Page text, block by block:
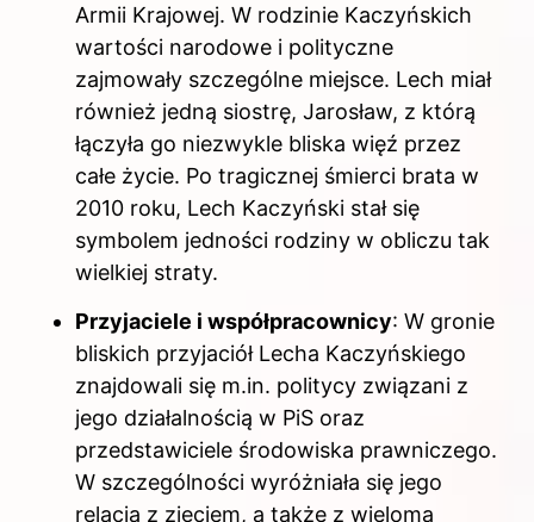
Armii Krajowej. W rodzinie Kaczyńskich
wartości narodowe i polityczne
zajmowały szczególne miejsce. Lech miał
również jedną siostrę, Jarosław, z którą
łączyła go niezwykle bliska więź przez
całe życie. Po tragicznej śmierci brata w
2010 roku, Lech Kaczyński stał się
symbolem jedności rodziny w obliczu tak
wielkiej straty.
Przyjaciele i współpracownicy: W gronie
bliskich przyjaciół Lecha Kaczyńskiego
znajdowali się m.in. politycy związani z
jego działalnością w PiS oraz
przedstawiciele środowiska prawniczego.
W szczególności wyróżniała się jego
relacja z zięciem, a także z wieloma